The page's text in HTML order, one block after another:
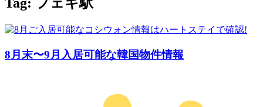
Tag: フェギ駅
8月末〜9月入居可能な韓国物件情報